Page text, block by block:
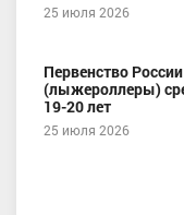
25 июля 2026
Первенство
(лыжероллеры)
19-20 лет
25 июля 2026